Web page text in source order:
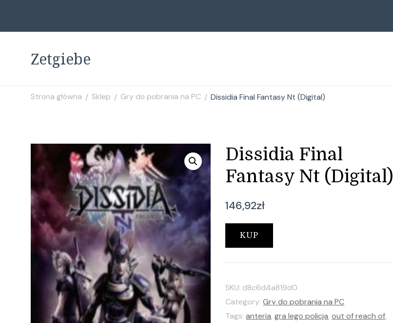
Zetgiebe
Strona główna / Sklep / Gry do pobrania na PC / Dissidia Final Fantasy Nt (Digital)
Dissidia Final
Fantasy Nt (Digital)
146,92zł
KUP
SKU: d8c6d4a819d0
Category:Gry do pobrania na PC
Tags:anteria,gra lego policja,out of reach of,